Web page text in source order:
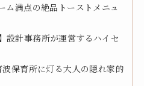
ム満点の絶品トーストメニュ
設計事務所が運営するハイセ
保育所に灯る大人の隠れ家的